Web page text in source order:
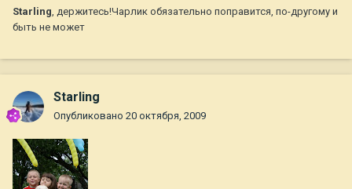
Starling, держитесь!Чарлик обязательно поправится, по-другому и
быть не может
Starling
Опубликовано 20 октября, 2009